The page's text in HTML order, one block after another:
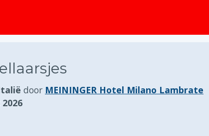
door MEININGER Hotel Milano Lambrate